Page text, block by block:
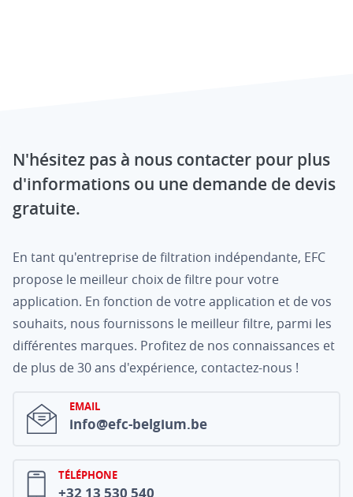
N'hésitez pas à nous contacter pour plus
d'informations ou une demande de devis
gratuite.
En tant qu'entreprise de filtration indépendante, EFC
propose le meilleur choix de filtre pour votre
application. En fonction de votre application et de vos
souhaits, nous fournissons le meilleur filtre, parmi les
différentes marques. Profitez de nos connaissances et
de plus de 30 ans d'expérience, contactez-nous !
EMAIL
info@efc-belgium.be
TÉLÉPHONE
+32 13 530 540